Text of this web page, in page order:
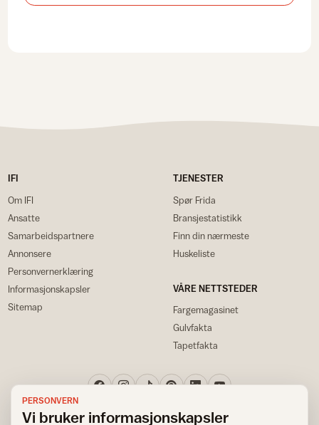
IFI
Om IFI
Ansatte
Samarbeidspartnere
Annonsere
Personvernerklæring
Informasjonskapsler
Sitemap
TJENESTER
Spør Frida
Bransjestatistikk
Finn din nærmeste
Huskeliste
VÅRE NETTSTEDER
Fargemagasinet
Gulvfakta
Tapetfakta
PERSONVERN
Vi bruker informasjonskapsler